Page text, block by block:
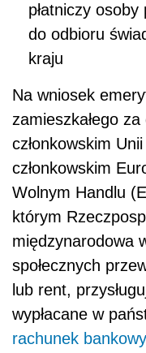
płatniczy
do odbioru
kraju
Na wniosek
zamieszkałego
członkowskim
członkowskim
Wolnym Handlu
którym
międzynarodowa
społecznych
lub rent,
wypłacane w
rachunek bankowy